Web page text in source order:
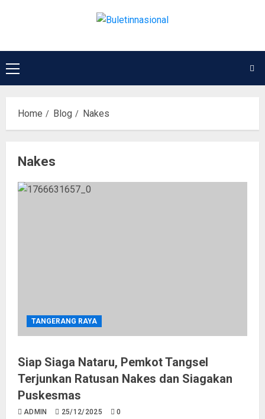
Home Blog Nakes
Nakes
TANGERANG RAYA
Siap Siaga Nataru, Pemkot Tangsel
Terjunkan Ratusan Nakes dan Siagakan
Puskesmas
ADMIN 25/12/2025 0
3
Gemarikan, Dorong Konsumsi
04/08/2026 0
Diresmikan, Bupati Serang Yakini